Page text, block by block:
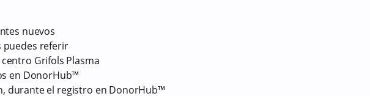
nuevos
puedes referir
Grifols Plasma
en DonorHub™
durante el registro en DonorHub™